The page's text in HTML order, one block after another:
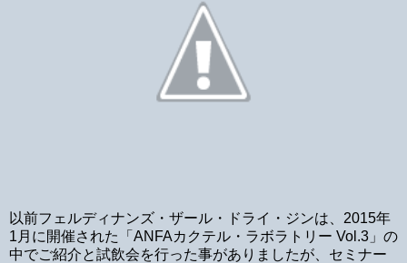
以前フェルディナンズ・ザール・ドライ・ジンは、2015年
1月に開催された「ANFAカクテル・ラボラトリー Vol.3」の
中でご紹介と試飲会を行った事がありましたが、セミナー